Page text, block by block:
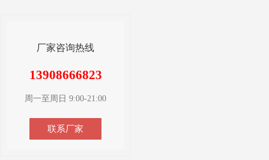
厂家咨询热线
13908666823
周一至周日 9:00-21:00
联系厂家